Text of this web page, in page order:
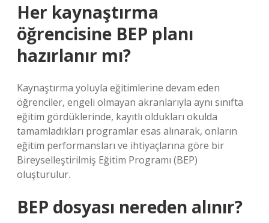
Her kaynaştırma
öğrencisine BEP planı
hazırlanır mı?
Kaynaştırma yoluyla eğitimlerine devam eden
öğrenciler, engeli olmayan akranlarıyla aynı sınıfta
eğitim gördüklerinde, kayıtlı oldukları okulda
tamamladıkları programlar esas alınarak, onların
eğitim performansları ve ihtiyaçlarına göre bir
Bireyselleştirilmiş Eğitim Programı (BEP)
oluşturulur.
BEP dosyası nereden alınır?